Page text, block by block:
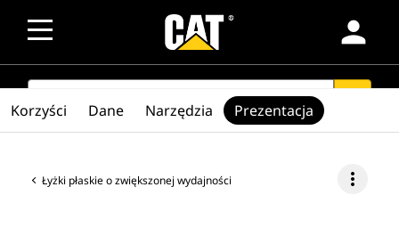
person
SEARCH
Łyżki płaskie o zwiększonej wydajności more_vert
Korzyści Dane Narzędzia Prezentacja